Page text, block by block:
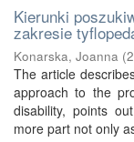
Kierunki
zakresie
Konarska, Joanna (
The article
approach to the
disability, points
more part not only